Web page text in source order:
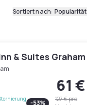
Sortiert nach: Popularität
& Suites Graham
61 €
-53% 127 €pro